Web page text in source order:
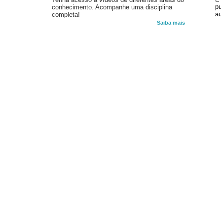
conhecimento. Acompanhe uma disciplina
completa!
Saiba mais